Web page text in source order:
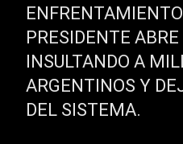
PRESIDENTE
INSULTANDO A
ARGENTINOS Y
DEL SISTEMA.